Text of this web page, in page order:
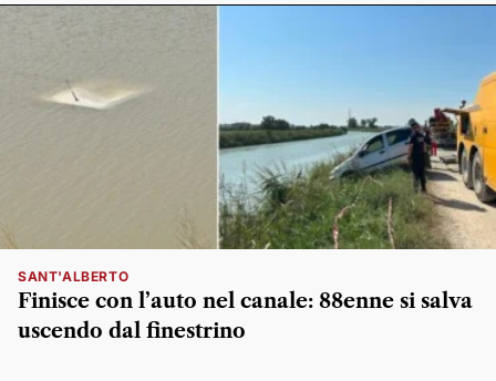
SANT'ALBERTO
Finisce con l’auto nel canale: 88enne si salva
uscendo dal finestrino